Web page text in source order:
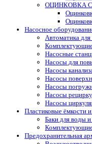
ОЦИНКОВКА
Насосное
Автоматика для
Насосные
Насосы для
Насосы
Насосы
Насосы
Насосы
Насосы
Пластиковые ёмкости
Баки для воды и
Комплектующие
Предохранительная